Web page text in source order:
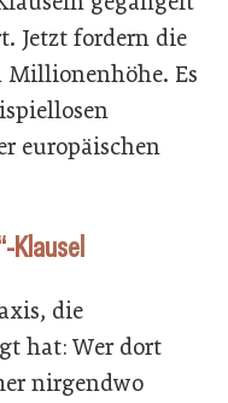
Jetzt fordern die
Millionenhöhe. Es
europäischen
Klausel
die
hat: Wer dort
nirgendwo